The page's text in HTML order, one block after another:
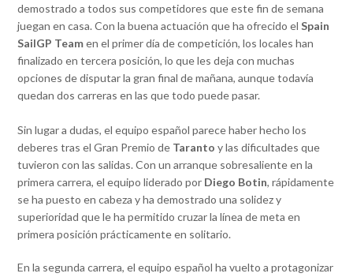
demostrado a todos sus competidores que este fin de semana
juegan en casa. Con la buena actuación que ha ofrecido elSpain
SailGP Teamen el primer día de competición, los locales han
finalizado en tercera posición, lo que les deja con muchas
opciones de disputar la gran final de mañana, aunque todavía
quedan dos carreras en las que todo puede pasar.
Sin lugar a dudas, el equipo español parece haber hecho los
deberes tras el Gran Premio de Taranto y las dificultades que
tuvieron con las salidas. Con un arranque sobresaliente en la
primera carrera, el equipo liderado por Diego Botin, rápidamente
se ha puesto en cabeza y ha demostrado una solidez y
superioridad que le ha permitido cruzar la línea de meta en
primera posición prácticamente en solitario.
En la segunda carrera, el equipo español ha vuelto a protagonizar